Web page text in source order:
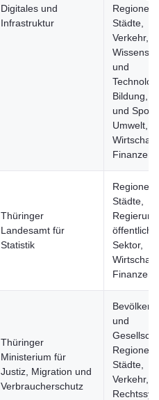
Digitales und
Infrastruktur
Regionen
Städte,
Verkehr,
und
Bildung,
und Sport,
Umwelt,
Wirtschaft
Finanzen
Thüringer
Landesamt für
Statistik
Regionen
Städte,
Sektor,
Wirtschaft
Finanzen
Thüringer
Ministerium für
Justiz, Migration und
Verbraucherschutz
und
Regionen
Städte,
Verkehr,